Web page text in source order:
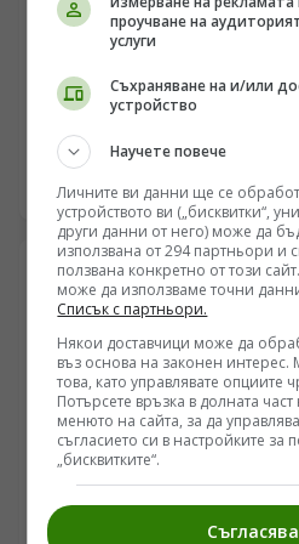
ПОГЛЕД КЪМ КИТАЙ
по повод Деня на Космоса
/Поглед.инфо/ Екипажът на
намиращ се на борда на
станция „Тиенгун“, изпрати
11-ото издание на китайския
26.04.2026 15:35
проучване на
услуги
Съхраняване на и/или
устройство
Научете повече
Личните ви данни ще се
устройството ви („бисквитки“,
други данни от него) може да
използвана от 294 партньори и
ползвана конкретно от този
може да използваме точни
Списък с партньори.
Някои доставчици може да
въз основа на законен
това, като управлявате опциите
Потърсете връзка в долната
менюто на сайта, за да
съгласието си в настройките за
„бисквитките“.